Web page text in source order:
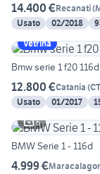
14.400 €Recanati(
Usato
02/2018
Vetrina
Bmw serie 1 f20 116d
12.800 €Catania (CT
Usato
01/2017
6
BMW Serie 1 - 116d
4.999 €